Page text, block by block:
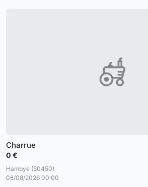
Charrue
0 €
Hambye (50450)
08/08/2026 00:00